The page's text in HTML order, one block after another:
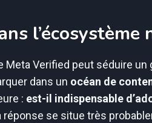
l’écosystème
Meta Verified peut séduire
dans un océan de
: est-il indispensable
réponse se situe très